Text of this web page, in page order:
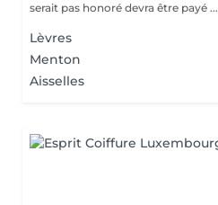
serait pas honoré devra être payé ...
Lèvres
Menton
Aisselles